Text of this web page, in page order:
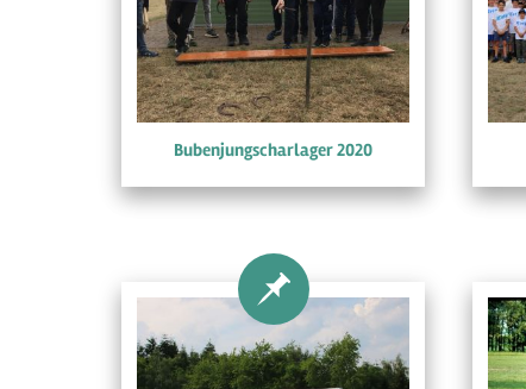
Bubenjungscharlager 2020